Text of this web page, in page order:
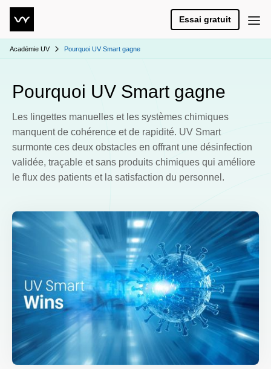
Essai gratuit
Académie UV Pourquoi UV Smart gagne
Pourquoi UV Smart gagne
Les lingettes manuelles et les systèmes chimiques
manquent de cohérence et de rapidité. UV Smart
surmonte ces deux obstacles en offrant une désinfection
validée, traçable et sans produits chimiques qui améliore
le flux des patients et la satisfaction du personnel.